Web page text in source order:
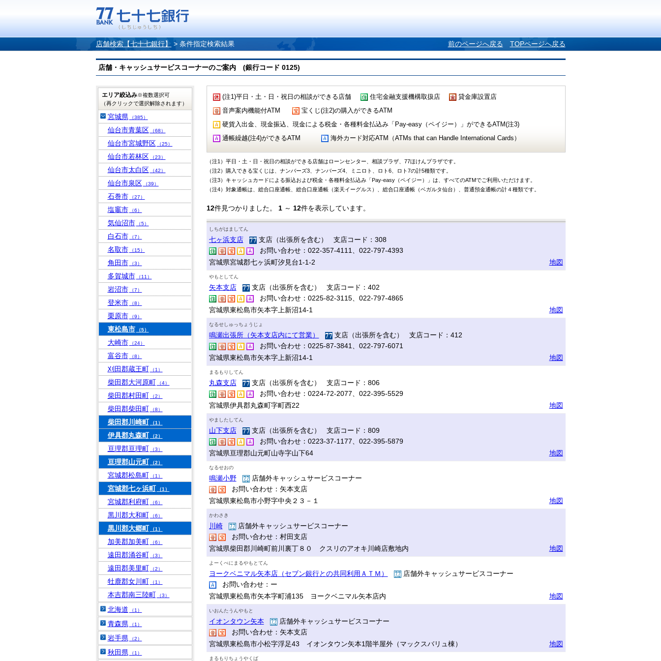
店舗検索【七十七銀行】 > 条件指定検索結果 前のページへ戻る TOPページへ戻る
店舗・キャッシュサービスコーナーのご案内 (銀行コード 0125)
(注1)平日・土・日・祝日の相談ができる店舗 住宅金融支援機構取扱店
貸金庫設置店
音声案内機能付ATM
宝くじ(注2)の購入ができるATM
硬貨入出金、現金振込、現金による税金・各種料金払込み「Pay-easy（ペイジー）」ができるATM(注3)
通帳繰越(注4)ができるATM
海外カード対応ATM（ATMs that can Handle International Cards）
（注1）平日・土・日・祝日の相談ができる店舗はローンセンター、相談プラザ、77ほけんプラザです。
（注2）購入できる宝くじは、ナンバーズ3、ナンバーズ4、ミニロト、ロト6、ロト7の計5種類です。
（注3）キャッシュカードによる振込および税金・各種料金払込み「Pay-easy（ペイジー）」は、すべてのATMでご利用いただけます。
（注4）対象通帳は、総合口座通帳、総合口座通帳（楽天イーグルス）、総合口座通帳（ベガルタ仙台）、普通預金通帳の計４種類です。
12件見つかりました。 1～ 12件を表示しています。
しちがはましてん
七ヶ浜支店
支店（出張所を含む） 支店コード：308
お問い合わせ：022-357-4111、022-797-4393
宮城県宮城郡七ヶ浜町汐見台1-1-2
地図
やもとしてん
矢本支店
支店（出張所を含む） 支店コード：402
お問い合わせ：0225-82-3115、022-797-4865
宮城県東松島市矢本字上新沼14-1
地図
なるせしゅっちょうじょ
鳴瀬出張所（矢本支店内にて営業）
支店（出張所を含む） 支店コード：412
お問い合わせ：0225-87-3841、022-797-6071
宮城県東松島市矢本字上新沼14-1
地図
まるもりしてん
丸森支店
支店（出張所を含む） 支店コード：806
お問い合わせ：0224-72-2077、022-395-5529
宮城県伊具郡丸森町字町西22
地図
やましたしてん
山下支店
支店（出張所を含む） 支店コード：809
お問い合わせ：0223-37-1177、022-395-5879
宮城県亘理郡山元町山寺字山下64
地図
なるせおの
鳴瀬小野
店舗外キャッシュサービスコーナー
お問い合わせ：矢本支店
宮城県東松島市小野字中央２３－１
地図
かわさき
川崎
店舗外キャッシュサービスコーナー
お問い合わせ：村田支店
宮城県柴田郡川崎町前川裏丁８０ クスリのアオキ川崎店敷地内
地図
よーくべにまるやもとてん
ヨークベニマル矢本店（セブン銀行との共同利用ＡＴＭ）
店舗外キャッシュサービスコーナー
お問い合わせ：ー
宮城県東松島市矢本字町浦135 ヨークベニマル矢本店内
地図
いおんたうんやもと
イオンタウン矢本
店舗外キャッシュサービスコーナー
お問い合わせ：矢本支店
宮城県東松島市小松字浮足43 イオンタウン矢本1階半屋外（マックスバリュ棟）
地図
まるもりちょうやくば
エリア絞込み※複数選択可
（再クリックで選択解除されます）
宮城県 （385）
仙台市青葉区 （68）
仙台市宮城野区 （25）
仙台市若林区 （23）
仙台市太白区 （42）
仙台市泉区 （39）
石巻市 （27）
塩竈市 （6）
気仙沼市 （5）
白石市 （7）
名取市 （15）
角田市 （3）
多賀城市 （11）
岩沼市 （7）
登米市 （8）
栗原市 （9）
東松島市 （5）
大崎市 （24）
富谷市 （8）
刈田郡蔵王町 （1）
柴田郡大河原町 （4）
柴田郡村田町 （2）
柴田郡柴田町 （8）
柴田郡川崎町 （1）
伊具郡丸森町 （2）
亘理郡亘理町 （3）
亘理郡山元町 （2）
宮城郡松島町 （1）
宮城郡七ヶ浜町 （1）
宮城郡利府町 （6）
黒川郡大和町 （6）
黒川郡大郷町 （1）
加美郡加美町 （6）
遠田郡涌谷町 （3）
遠田郡美里町 （2）
牡鹿郡女川町 （1）
本吉郡南三陸町 （3）
北海道 （1）
青森県 （1）
岩手県 （2）
秋田県 （1）